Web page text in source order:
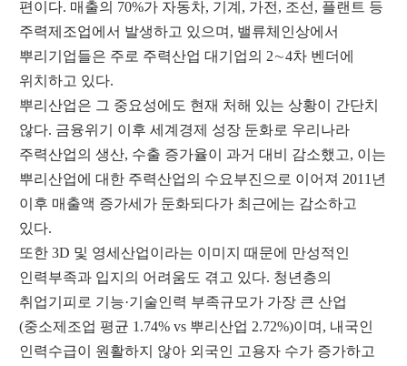
편이다. 매출의 70%가 자동차, 기계 , 가전 , 조선 , 플랜트 등
주력제조업에서 발생하고 있으며 , 밸류체인상에서
뿌리기업들은 주로 주력산업 대기업의 2∼4차 벤더에
위치하고 있다.
뿌리산업은 그 중요성에도 현재 처해 있는 상황이 간단치
않다. 금융위기 이후 세계경제 성장 둔화로 우리나라
주력산업의 생산, 수출 증가율이 과거 대비 감소했고, 이는
뿌리산업에 대한 주력산업의 수요부진으로 이어져 2011 년
이후 매출액 증가세가 둔화되다가 최근에는 감소하고
있다.
또한 3D 및 영세산업이라는 이미지 때문에 만성적인
인력부족과 입지의 어려움도 겪고 있다. 청년층의
취업기피로 기능·기술인력 부족규모가 가장 큰 산업
(중소제조업 평균 1.74% vs 뿌리산업 2.72%)이며 , 내국인
인력수급이 원활하지 않아 외국인 고용자 수가 증가하고